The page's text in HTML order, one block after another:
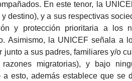
En este tenor, la
destino), y a sus respectivas
y protección prioritaria a los
Asimismo, la UNICEF señala a
junto a sus padres, familiares y/o
migratorias), y bajo
a esto, además establece que se